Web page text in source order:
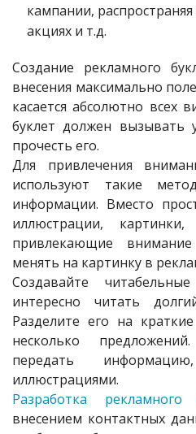
кампании,
акциях и т.д.
Создание рекламного
внесения максимально
касается абсолютно
буклет должен вызывать
прочесть его.
Для привлечения
используют такие
информации. Вместо
иллюстрации,
привлекающие
менять на картинку в
Создавайте
интересно читать
Разделите его на
несколько
передать
иллюстрациями.
Разработка рекламного
внесением контактных